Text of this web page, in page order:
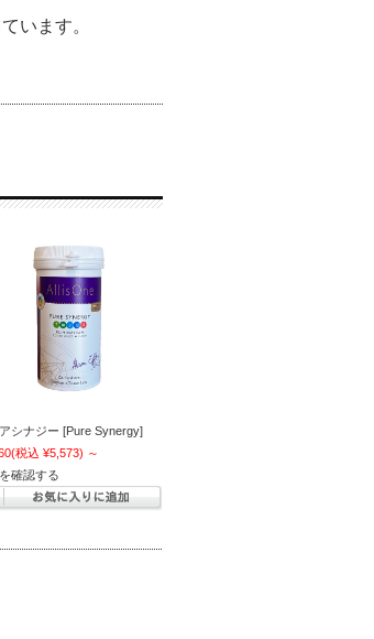
います。
シナジー [Pure Synergy]
(税込 ¥5,573) ～
確認する